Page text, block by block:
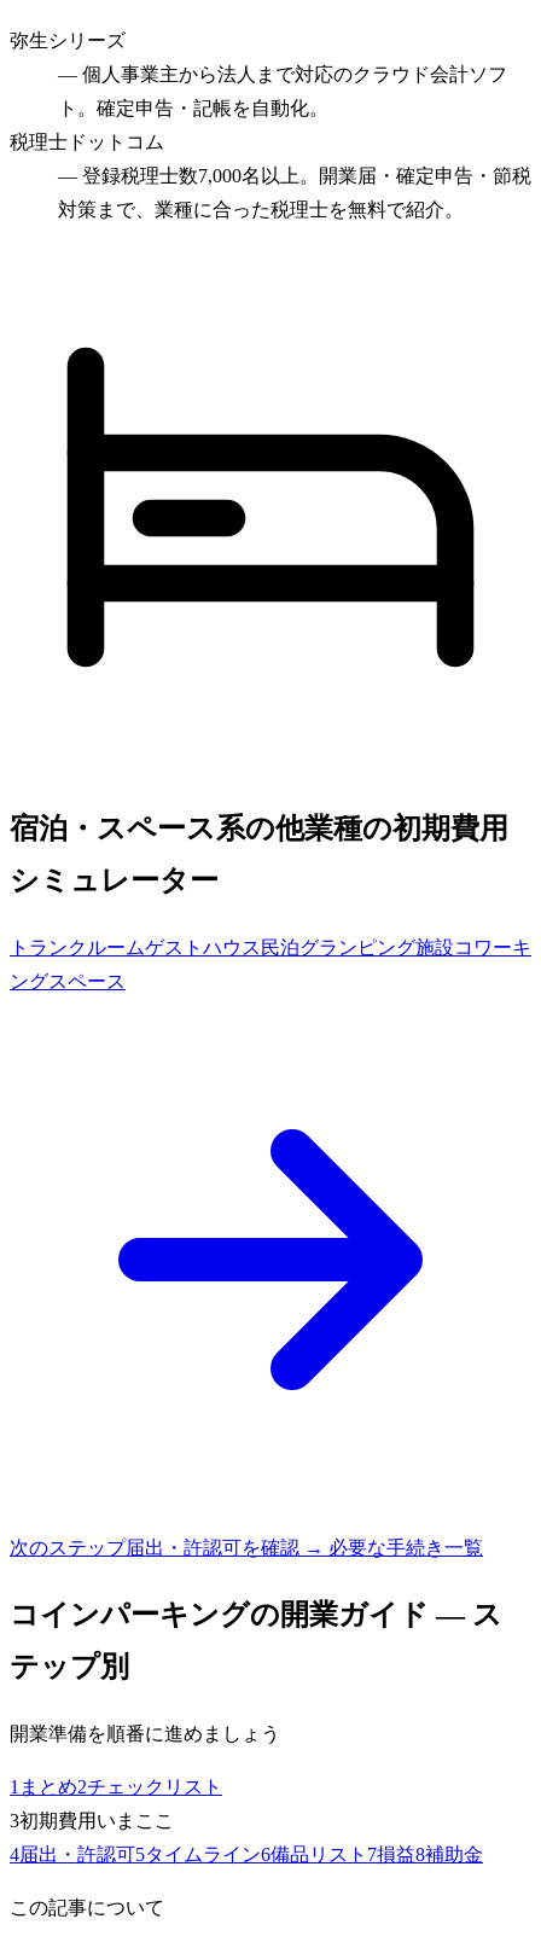
弥生シリーズ
— 個人事業主から法人まで対応のクラウド会計ソフ
ト。確定申告・記帳を自動化。
税理士ドットコム
— 登録税理士数7,000名以上。開業届・確定申告・節税
対策まで、業種に合った税理士を無料で紹介。
宿泊・スペース系の他業種の初期費用
シミュレーター
トランクルームゲストハウス 民泊グランピング施設コワーキ
ングスペース
次のステップ届出・許認可を確認 → 必要な手続き一覧
コインパーキングの開業ガイド — ス
テップ別
開業準備を順番に進めましょう
1 まとめ2チェックリスト
3初期費用 いまここ
4届出・許認可5タイムライン6備品リスト 7損益8補助金
この記事について